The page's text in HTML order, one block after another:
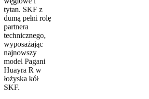
tytan. SKF z
dumą pełni rolę
partnera
technicznego,
wyposażając
najnowszy
model Pagani
Huayra R w
łożyska kół
SKF.